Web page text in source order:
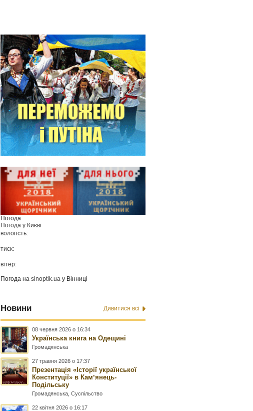
Погода
Погода у Києві
вологість:
тиск:
вітер:
Погода наsinoptik.ua у Вінниці
Новини Дивитися всі
08 червня 2026 о 16:34
Українська книга на Одещині
Громадянська
27 травня 2026 о 17:37
Презентація «Історії української
Конституції» в Камʼянець-
Подільську
Громадянська ,Суспільство
22 квітня 2026 о 16:17